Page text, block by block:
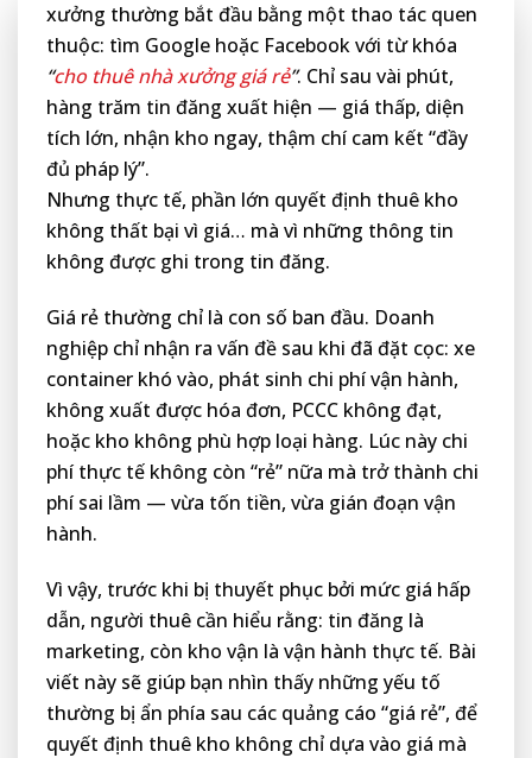
xưởng thường bắt đầu bằng một thao tác quen
thuộc: tìm Google hoặc Facebook với từ khóa
“cho thuê nhà xưởng giá rẻ”. Chỉ sau vài phút,
hàng trăm tin đăng xuất hiện — giá thấp, diện
tích lớn, nhận kho ngay, thậm chí cam kết “đầy
đủ pháp lý”.
Nhưng thực tế, phần lớn quyết định thuê kho
không thất bại vì giá… mà vì những thông tin
không được ghi trong tin đăng.
Giá rẻ thường chỉ là con số ban đầu. Doanh
nghiệp chỉ nhận ra vấn đề sau khi đã đặt cọc: xe
container khó vào, phát sinh chi phí vận hành,
không xuất được hóa đơn, PCCC không đạt,
hoặc kho không phù hợp loại hàng. Lúc này chi
phí thực tế không còn “rẻ” nữa mà trở thành chi
phí sai lầm — vừa tốn tiền, vừa gián đoạn vận
hành.
Vì vậy, trước khi bị thuyết phục bởi mức giá hấp
dẫn, người thuê cần hiểu rằng: tin đăng là
marketing, còn kho vận là vận hành thực tế. Bài
viết này sẽ giúp bạn nhìn thấy những yếu tố
thường bị ẩn phía sau các quảng cáo “giá rẻ”, để
quyết định thuê kho không chỉ dựa vào giá mà